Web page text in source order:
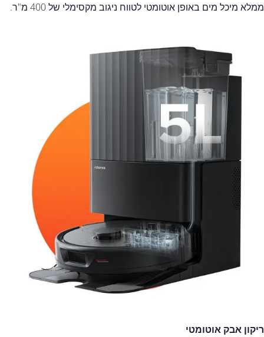
ממלא מיכל מים באופן אוטומטי לטווח ניגוב מקסימלי של 400 מ"ר.
ריקון אבק אוטומטי